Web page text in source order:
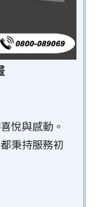
悅與感動。
秉持服務初